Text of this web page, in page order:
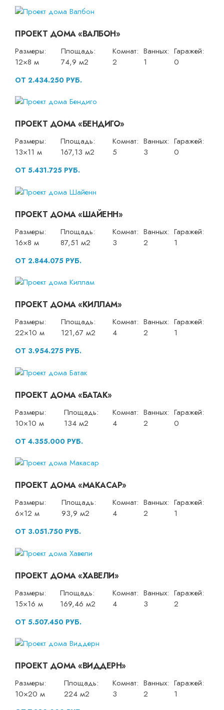
ПРОЕКТ ДОМА «ВАЛБОН»
Размеры:
12×8 м
Площадь:
74,9 м2
Комнат:
2
Ванных:
1
Гаражей:
0
ОТ 2.434.250 РУБ.
ПРОЕКТ ДОМА «БЕНДИГО»
Размеры:
13×11 м
Площадь:
167,13 м2
Комнат:
5
Ванных:
3
Гаражей:
0
ОТ 5.431.725 РУБ.
ПРОЕКТ ДОМА «ШАЙЕНН»
Размеры:
16×8 м
Площадь:
87,51 м2
Комнат:
3
Ванных:
2
Гаражей:
1
ОТ 2.844.075 РУБ.
ПРОЕКТ ДОМА «КИЛЛАМ»
Размеры:
22×10 м
Площадь:
121,67 м2
Комнат:
4
Ванных:
2
Гаражей:
1
ОТ 3.954.275 РУБ.
ПРОЕКТ ДОМА «БАТАК»
Размеры:
10×10 м
Площадь:
134 м2
Комнат:
4
Ванных:
2
Гаражей:
0
ОТ 4.355.000 РУБ.
ПРОЕКТ ДОМА «МАКАСАР»
Размеры:
6×12 м
Площадь:
93,9 м2
Комнат:
4
Ванных:
2
Гаражей:
1
ОТ 3.051.750 РУБ.
ПРОЕКТ ДОМА «ХАВЕЛИ»
Размеры:
15×16 м
Площадь:
169,46 м2
Комнат:
4
Ванных:
3
Гаражей:
2
ОТ 5.507.450 РУБ.
ПРОЕКТ ДОМА «ВИДДЕРН»
Размеры:
10×20 м
Площадь:
224 м2
Комнат:
3
Ванных:
2
Гаражей:
1